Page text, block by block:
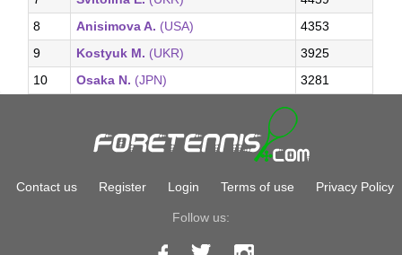
8
Anisimova A. (USA)
4353
9
Kostyuk M. (UKR)
3925
10
Osaka N. (JPN) 3281
Contact us Register Login Terms of use Privacy Policy
Follow us: